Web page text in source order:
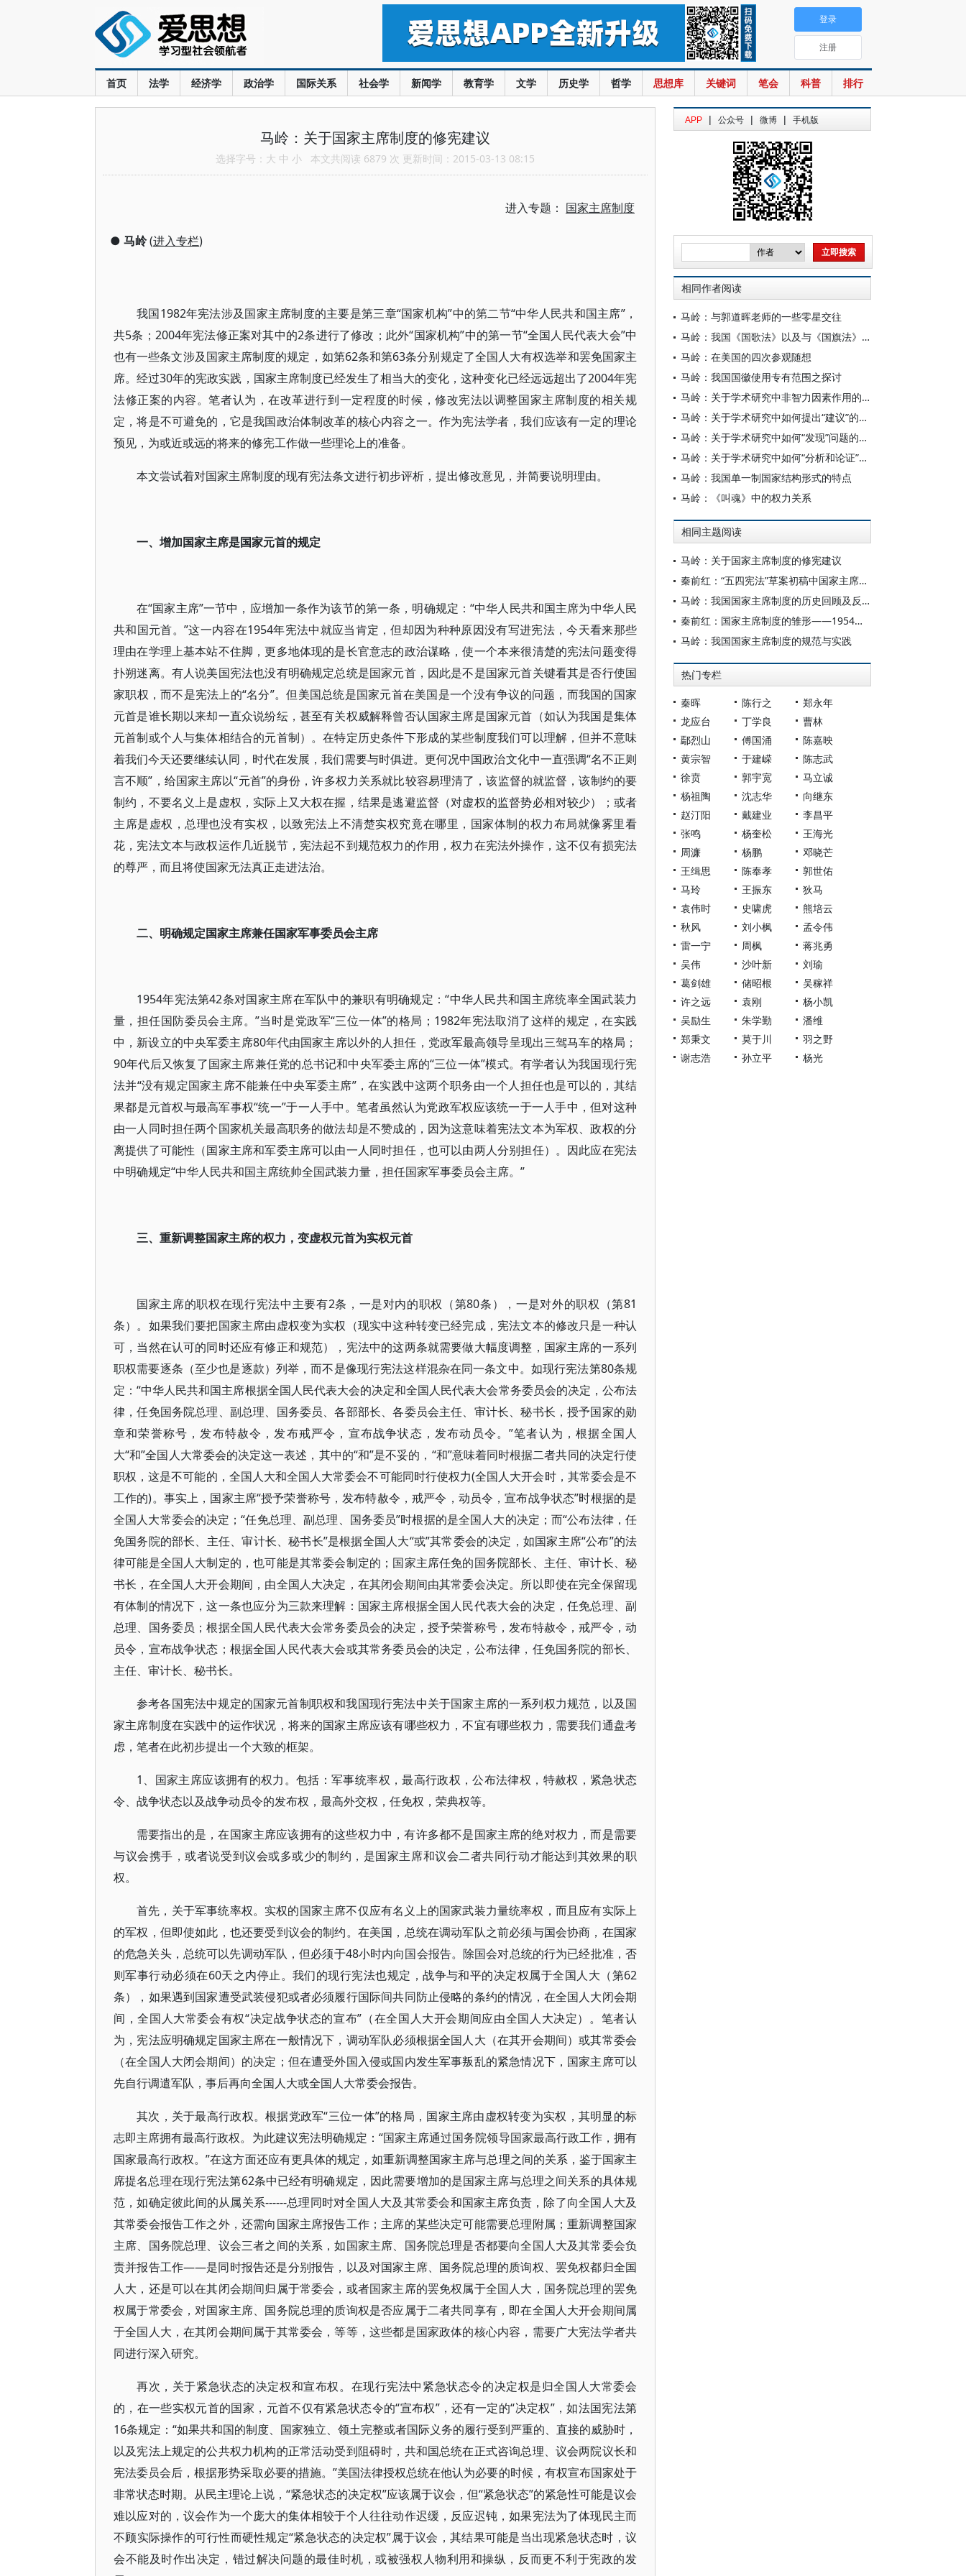
首页 法学 经济学 政治学 国际关系 社会学 新闻学 教育学 文学 历史学 哲学 思想库 关键词 笔会 科普 排行
登录
注册
马岭：关于国家主席制度的修宪建议
选择字号： 大 中 小 本文共阅读 6879 次 更新时间：2015-03-13 08:15
进入专题： 国家主席制度
● 马岭(进入专栏)
我国1982年宪法涉及国家主席制度的主要是第三章“国家机构”中的第二节“中华人民共和国主席”，
共5条；2004年宪法修正案对其中的2条进行了修改；此外“国家机构”中的第一节“全国人民代表大会”中
也有一些条文涉及国家主席制度的规定，如第62条和第63条分别规定了全国人大有权选举和罢免国家主
席。经过30年的宪政实践，国家主席制度已经发生了相当大的变化，这种变化已经远远超出了2004年宪
法修正案的内容。笔者认为，在改革进行到一定程度的时候，修改宪法以调整国家主席制度的相关规
定，将是不可避免的，它是我国政治体制改革的核心内容之一。作为宪法学者，我们应该有一定的理论
预见，为或近或远的将来的修宪工作做一些理论上的准备。
本文尝试着对国家主席制度的现有宪法条文进行初步评析，提出修改意见，并简要说明理由。
一、增加国家主席是国家元首的规定
在“国家主席”一节中，应增加一条作为该节的第一条，明确规定：“中华人民共和国主席为中华人民
共和国元首。”这一内容在1954年宪法中就应当肯定，但却因为种种原因没有写进宪法，今天看来那些
理由在学理上基本站不住脚，更多地体现的是长官意志的政治谋略，使一个本来很清楚的宪法问题变得
扑朔迷离。有人说美国宪法也没有明确规定总统是国家元首，因此是不是国家元首关键看其是否行使国
家职权，而不是宪法上的“名分”。但美国总统是国家元首在美国是一个没有争议的问题，而我国的国家
元首是谁长期以来却一直众说纷纭，甚至有关权威解释曾否认国家主席是国家元首（如认为我国是集体
元首制或个人与集体相结合的元首制）。在特定历史条件下形成的某些制度我们可以理解，但并不意味
着我们今天还要继续认同，时代在发展，我们需要与时俱进。更何况中国政治文化中一直强调“名不正则
言不顺”，给国家主席以“元首”的身份，许多权力关系就比较容易理清了，该监督的就监督，该制约的要
制约，不要名义上是虚权，实际上又大权在握，结果是逃避监督（对虚权的监督势必相对较少）；或者
主席是虚权，总理也没有实权，以致宪法上不清楚实权究竟在哪里，国家体制的权力布局就像雾里看
花，宪法文本与政权运作几近脱节，宪法起不到规范权力的作用，权力在宪法外操作，这不仅有损宪法
的尊严，而且将使国家无法真正走进法治。
二、明确规定国家主席兼任国家军事委员会主席
1954年宪法第42条对国家主席在军队中的兼职有明确规定：“中华人民共和国主席统率全国武装力
量，担任国防委员会主席。”当时是党政军“三位一体”的格局；1982年宪法取消了这样的规定，在实践
中，新设立的中央军委主席80年代由国家主席以外的人担任，党政军最高领导呈现出三驾马车的格局；
90年代后又恢复了国家主席兼任党的总书记和中央军委主席的“三位一体”模式。有学者认为我国现行宪
法并“没有规定国家主席不能兼任中央军委主席”，在实践中这两个职务由一个人担任也是可以的，其结
果都是元首权与最高军事权“统一”于一人手中。笔者虽然认为党政军权应该统一于一人手中，但对这种
由一人同时担任两个国家机关最高职务的做法却是不赞成的，因为这意味着宪法文本为军权、政权的分
离提供了可能性（国家主席和军委主席可以由一人同时担任，也可以由两人分别担任）。因此应在宪法
中明确规定“中华人民共和国主席统帅全国武装力量，担任国家军事委员会主席。”
三、重新调整国家主席的权力，变虚权元首为实权元首
国家主席的职权在现行宪法中主要有2条，一是对内的职权（第80条），一是对外的职权（第81
条）。如果我们要把国家主席由虚权变为实权（现实中这种转变已经完成，宪法文本的修改只是一种认
可，当然在认可的同时还应有修正和规范），宪法中的这两条就需要做大幅度调整，国家主席的一系列
职权需要逐条（至少也是逐款）列举，而不是像现行宪法这样混杂在同一条文中。如现行宪法第80条规
定：“中华人民共和国主席根据全国人民代表大会的决定和全国人民代表大会常务委员会的决定，公布法
律，任免国务院总理、副总理、国务委员、各部部长、各委员会主任、审计长、秘书长，授予国家的勋
章和荣誉称号，发布特赦令，发布戒严令，宣布战争状态，发布动员令。”笔者认为，根据全国人
大“和”全国人大常委会的决定这一表述，其中的“和”是不妥的，“和”意味着同时根据二者共同的决定行使
职权，这是不可能的，全国人大和全国人大常委会不可能同时行使权力(全国人大开会时，其常委会是不
工作的)。事实上，国家主席“授予荣誉称号，发布特赦令，戒严令，动员令，宣布战争状态”时根据的是
全国人大常委会的决定；“任免总理、副总理、国务委员”时根据的是全国人大的决定；而“公布法律，任
免国务院的部长、主任、审计长、秘书长”是根据全国人大“或”其常委会的决定，如国家主席“公布”的法
律可能是全国人大制定的，也可能是其常委会制定的；国家主席任免的国务院部长、主任、审计长、秘
书长，在全国人大开会期间，由全国人大决定，在其闭会期间由其常委会决定。所以即使在完全保留现
有体制的情况下，这一条也应分为三款来理解：国家主席根据全国人民代表大会的决定，任免总理、副
总理、国务委员；根据全国人民代表大会常务委员会的决定，授予荣誉称号，发布特赦令，戒严令，动
员令，宣布战争状态；根据全国人民代表大会或其常务委员会的决定，公布法律，任免国务院的部长、
主任、审计长、秘书长。
参考各国宪法中规定的国家元首制职权和我国现行宪法中关于国家主席的一系列权力规范，以及国
家主席制度在实践中的运作状况，将来的国家主席应该有哪些权力，不宜有哪些权力，需要我们通盘考
虑，笔者在此初步提出一个大致的框架。
1、国家主席应该拥有的权力。包括：军事统率权，最高行政权，公布法律权，特赦权，紧急状态
令、战争状态以及战争动员令的发布权，最高外交权，任免权，荣典权等。
需要指出的是，在国家主席应该拥有的这些权力中，有许多都不是国家主席的绝对权力，而是需要
与议会携手，或者说受到议会或多或少的制约，是国家主席和议会二者共同行动才能达到其效果的职
权。
首先，关于军事统率权。实权的国家主席不仅应有名义上的国家武装力量统率权，而且应有实际上
的军权，但即使如此，也还要受到议会的制约。在美国，总统在调动军队之前必须与国会协商，在国家
的危急关头，总统可以先调动军队，但必须于48小时内向国会报告。除国会对总统的行为已经批准，否
则军事行动必须在60天之内停止。我们的现行宪法也规定，战争与和平的决定权属于全国人大（第62
条），如果遇到国家遭受武装侵犯或者必须履行国际间共同防止侵略的条约的情况，在全国人大闭会期
间，全国人大常委会有权“决定战争状态的宣布”（在全国人大开会期间应由全国人大决定）。笔者认
为，宪法应明确规定国家主席在一般情况下，调动军队必须根据全国人大（在其开会期间）或其常委会
（在全国人大闭会期间）的决定；但在遭受外国入侵或国内发生军事叛乱的紧急情况下，国家主席可以
先自行调遣军队，事后再向全国人大或全国人大常委会报告。
其次，关于最高行政权。根据党政军“三位一体”的格局，国家主席由虚权转变为实权，其明显的标
志即主席拥有最高行政权。为此建议宪法明确规定：“国家主席通过国务院领导国家最高行政工作，拥有
国家最高行政权。”在这方面还应有更具体的规定，如重新调整国家主席与总理之间的关系，鉴于国家主
席提名总理在现行宪法第62条中已经有明确规定，因此需要增加的是国家主席与总理之间关系的具体规
范，如确定彼此间的从属关系------总理同时对全国人大及其常委会和国家主席负责，除了向全国人大及
其常委会报告工作之外，还需向国家主席报告工作；主席的某些决定可能需要总理附属；重新调整国家
主席、国务院总理、议会三者之间的关系，如国家主席、国务院总理是否都要向全国人大及其常委会负
责并报告工作——是同时报告还是分别报告，以及对国家主席、国务院总理的质询权、罢免权都归全国
人大，还是可以在其闭会期间归属于常委会，或者国家主席的罢免权属于全国人大，国务院总理的罢免
权属于常委会，对国家主席、国务院总理的质询权是否应属于二者共同享有，即在全国人大开会期间属
于全国人大，在其闭会期间属于其常委会，等等，这些都是国家政体的核心内容，需要广大宪法学者共
同进行深入研究。
再次，关于紧急状态的决定权和宣布权。在现行宪法中紧急状态令的决定权是归全国人大常委会
的，在一些实权元首的国家，元首不仅有紧急状态令的“宣布权”，还有一定的“决定权”，如法国宪法第
16条规定：“如果共和国的制度、国家独立、领土完整或者国际义务的履行受到严重的、直接的威胁时，
以及宪法上规定的公共权力机构的正常活动受到阻碍时，共和国总统在正式咨询总理、议会两院议长和
宪法委员会后，根据形势采取必要的措施。”美国法律授权总统在他认为必要的时候，有权宣布国家处于
非常状态时期。从民主理论上说，“紧急状态的决定权”应该属于议会，但“紧急状态”的紧急性可能是议会
难以应对的，议会作为一个庞大的集体相较于个人往往动作迟缓，反应迟钝，如果宪法为了体现民主而
不顾实际操作的可行性而硬性规定“紧急状态的决定权”属于议会，其结果可能是当出现紧急状态时，议
会不能及时作出决定，错过解决问题的最佳时机，或被强权人物利用和操纵，反而更不利于宪政的发
APP | 公众号 | 微博 | 手机版
相同作者阅读
马岭：与郭道晖老师的一些零星交往
马岭：我国《国歌法》以及与《国旗法》《国徽法》关系的几点思考
马岭：在美国的四次参观随想
马岭：我国国徽使用专有范围之探讨
马岭：关于学术研究中非智力因素作用的一些体会
马岭：关于学术研究中如何提出“建议”的一些体会
马岭：关于学术研究中如何“发现”问题的一些体会
马岭：关于学术研究中如何“分析和论证”问题的一些体会
马岭：我国单一制国家结构形式的特点
马岭：《叫魂》中的权力关系
相同主题阅读
马岭：关于国家主席制度的修宪建议
秦前红：“五四宪法”草案初稿中国家主席制度的雏形
马岭：我国国家主席制度的历史回顾及反思
秦前红：国家主席制度的雏形——1954年宪法草案初稿中的国家主席制度探析
马岭：我国国家主席制度的规范与实践
热门专栏
秦晖 陈行之
郑永年
龙应台
丁学良
曹林
鄢烈山
傅国涌
陈嘉映
黄宗智
于建嵘
陈志武
徐贲
郭宇宽
马立诚
杨祖陶
沈志华
向继东
赵汀阳
戴建业
李昌平
张鸣
杨奎松
王海光
周濂
杨鹏
邓晓芒
王缉思
陈奉孝
郭世佑
马玲
王振东
狄马
袁伟时
史啸虎
熊培云
秋风
刘小枫
孟令伟
雷一宁
周枫
蒋兆勇
吴伟
沙叶新
刘瑜
葛剑雄
储昭根
吴稼祥
许之远
袁刚
杨小凯
吴励生
朱学勤
潘维
郑秉文
莫于川
羽之野
谢志浩
孙立平 杨光